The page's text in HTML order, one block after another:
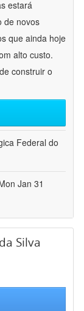
estará
de novos
que ainda hoje
alto custo.
construir o
Federal do
Jan 31
Silva